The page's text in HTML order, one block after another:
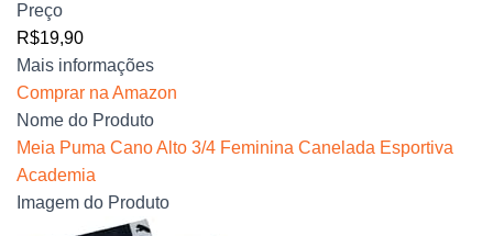
Preço
R$19,90
Mais informações
Comprar na Amazon
Nome do Produto
Meia Puma Cano Alto 3/4 Feminina Canelada Esportiva
Academia
Imagem do Produto